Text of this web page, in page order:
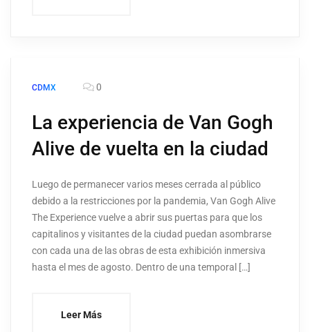
CDMX 0
La experiencia de Van Gogh
Alive de vuelta en la ciudad
Luego de permanecer varios meses cerrada al público
debido a la restricciones por la pandemia, Van Gogh Alive
The Experience vuelve a abrir sus puertas para que los
capitalinos y visitantes de la ciudad puedan asombrarse
con cada una de las obras de esta exhibición inmersiva
hasta el mes de agosto. Dentro de una temporal […]
Leer Más